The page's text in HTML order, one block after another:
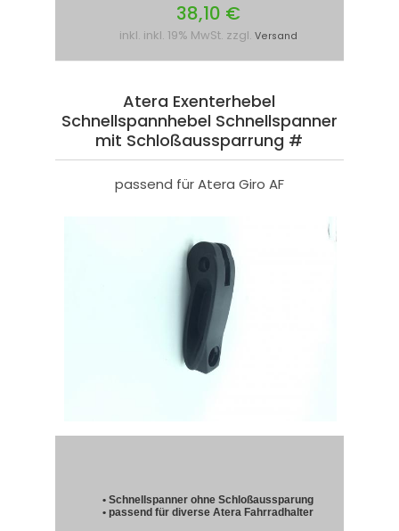
38,10 €
inkl. inkl. 19% MwSt. zzgl. Versand
Atera Exenterhebel
Schnellspannhebel Schnellspanner
mit Schloßaussparrung #
passend für Atera Giro AF
• Schnellspanner ohne Schloßaussparung
• passend für diverse Atera Fahrradhalter